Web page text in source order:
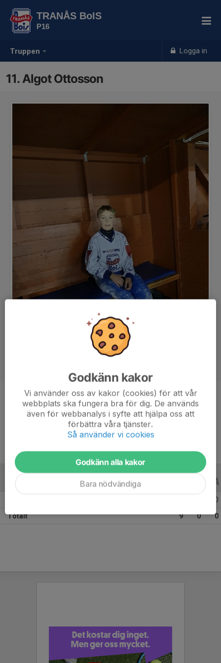
Truppen Logga in
TRANÅS BoIS
P16
11. Algot Ottosson
Position
-
15 år
ALLA ÅR
0
Totalt 9 0 0
Godkänn kakor
Vi använder oss av kakor (cookies) för att vår
webbplats ska fungera bra för dig. De används
även för webbanalys i syfte att hjälpa oss att
förbättra våra tjänster.
Så använder vi cookies
Godkänn alla kakor
Bara nödvändiga